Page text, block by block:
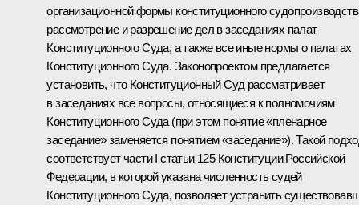
организационной формы конституционного
рассмотрение и разрешение дел в заседаниях палат
Конституционного Суда, а также все иные нормы о палатах
Конституционного Суда. Законопроектом предлагается
установить, что Конституционный Суд рассматривает
в заседаниях все вопросы, относящиеся к полномочиям
Конституционного Суда (при этом понятие «пленарное
заседание» заменяется понятием «заседание»). Такой
соответствует части I статьи 125 Конституции Российской
Федерации, в которой указана численность судей
Конституционного Суда, позволяет устранить